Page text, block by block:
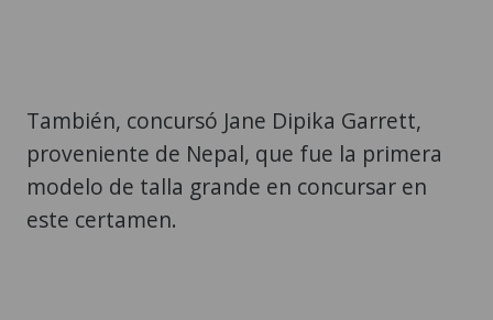
También, concursó Jane Dipika Garrett,
proveniente de Nepal, que fue la primera
modelo de talla grande en concursar en
este certamen.